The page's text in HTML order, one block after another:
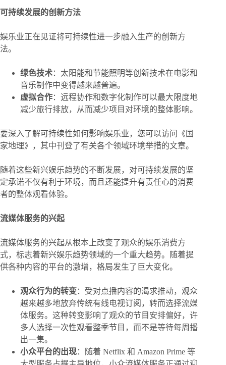
可持续发展的创新方法
娱乐业正在见证将可持续性进一步融入生产的创新方
法。
绿色技术：太阳能和节能照明等创新技术在电影和
音乐制作中变得越来越普遍。
虚拟合作：远程协作和数字化制作可以最大限度地
减少旅行排放，从而减少项目对环境的整体影响。
要深入了解可持续性如何影响娱乐业，您可以访问《国
家地理》，其中刊登了有关各个领域环境举措的文章。
随着这些新兴娱乐趋势的不断发展，对可持续发展的坚
定承诺不仅有利于环境，而且还能提升有责任心的消费
者的整体观看体验。
流媒体服务的兴起
流媒体服务的兴起从根本上改变了观众的娱乐消费方
式，标志着新兴娱乐趋势领域的一个重大趋势。随着提
供各种内容的平台的激增，格局发生了巨大变化。
观众行为的转变：受对点播内容的渴求推动，观众
越来越多地放弃传统有线电视订阅，转而选择流媒
体服务。这种转变影响了观众的节目安排偏好，许
多人选择一次性观看整季节目，而不是等待每周播
出一集。
小众平台的出现：随着 Netflix 和 Amazon Prime 等